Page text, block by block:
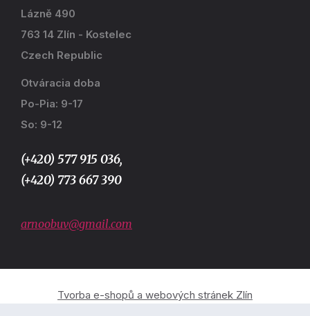
Lázně 490
763 14 Zlín - Kostelec
Czech Republic
Otváracia doba
Po-Pia: 9-17
So: 9-12
(+420) 577 915 036,
(+420) 773 667 390
arnoobuv@gmail.com
Tvorba e-shopů a webových stránek Zlín